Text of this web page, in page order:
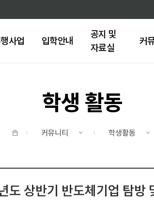
사업 입학안내
공지 및
자료실
커
학생 활동
커뮤니티 학생활동
도 상반기 반도체기업 탐방